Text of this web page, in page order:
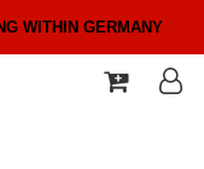
WITHIN GERMANY